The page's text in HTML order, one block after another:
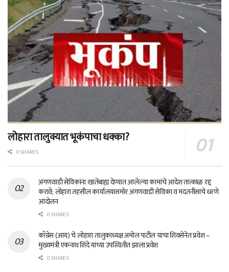
लोहारा तालुक्यात भूकंपाचा धक्का?
0 SHARES
अंगणवाडी सेविकांना खातेबाह्य देण्यात आलेल्या कामांचे आदेश तात्काळ रद्द
करावे; लोहारा तहसील कार्यालयासमोर अंगणवाडी सेविका व मदतनीसांचे धरणे
आंदोलन
0 SHARES
काँग्रेस (आय) चे लोहारा तालुकाध्यक्ष अमोल पाटील यांचा शिवसेनेत प्रवेश –
मुख्यमंत्री एकनाथ शिंदे यांच्या उपस्थितीत झाला प्रवेश
0 SHARES